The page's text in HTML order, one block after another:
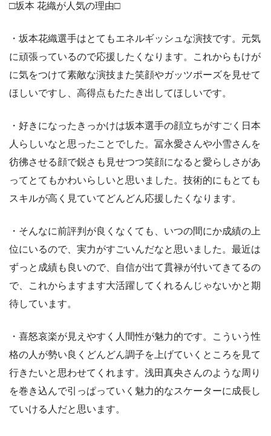
□坂本 花織が人気の理由□
・坂本花織選手はとてもエネルギッシュな演技です。元気
に頑張っているので応援したくなります。これからもけが
に気をつけて素敵な演技また笑顔やガッツポーズを見せて
ほしいですし、高得点もたたき出してほしいです。
・好きになったきっかけは坂本選手の顔立ちがすごく日本
人らしいなと思ったことでした。冨永愛さんや小雪さんを
彷彿させる顔で鋭さも見せつつ笑顔になると愛らしさがあ
ってとてもかわいらしいと思いました。技術的にもとても
スキルが高く見ていてどんどん応援したくなります。
・そんなに前評判が良くなくても、いつの間にか成績の上
位にいるので、実力がすごいんだなと思いました。最近は
ずっと成績も良いので、自信が出て貫禄が付いてきてるの
で、これからますます大活躍してくれるんじゃないかと期
待しています。
・喜怒哀楽が見えやすく人間性が魅力的です。こういう性
格の人が勢い良くどんどん調子を上げていくところを見て
行きたいと思わせてくれます。浅田真央さんのような周り
を巻き込んで引っぱっていく魅力的なスケーターに成長し
ていける人だと思います。